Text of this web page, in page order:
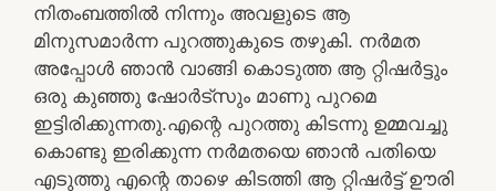
നിതംബത്തിൽ നിന്നും അവളുടെ ആ
മിനുസമാർന്ന പുറത്തുകുടെ തഴുകി. നർമത
അപ്പോൾ ഞാൻ വാങ്ങി കൊടുത്ത ആ റ്റിഷർട്ടും
ഒരു കുഞ്ഞു ഷോർട്സും മാണു പുറമെ
ഇട്ടിരിക്കുന്നതു.എന്റെ പുറത്തു കിടന്നു ഉമ്മവച്ചു
കൊണ്ടു ഇരിക്കുന്ന നർമതയെ ഞാൻ പതിയെ
എടുത്തു എന്റെ താഴെ കിടത്തി ആ റ്റിഷർട്ട്‌ ഊരി